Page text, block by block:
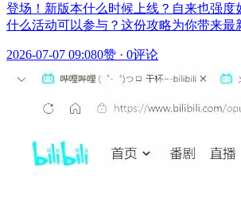
登场！新版本什么时候上线？自来也强度
什么活动可以参与？这份攻略为你带来
2026-07-07 09:080赞 · 0评论